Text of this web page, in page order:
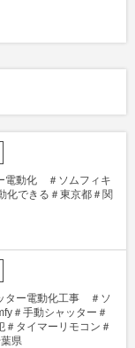
電動化 ＃ソムフィキ
化できる＃東京都＃関
ター電動化工事 ＃ソ
＃手動シャッター＃
＃タイマーリモコン＃
県